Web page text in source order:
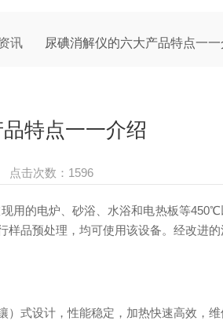
讯 尿碘消解仪的六大产品特点一一
特点一一介绍
点击次数：1596
用的电炉、砂浴、水浴和电热板等
样品预处理，均可使用该设备。经改进
设计，性能稳定，加热快速高效，维